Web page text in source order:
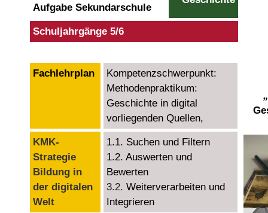
Aufgabe Sekundarschule
Schuljahrgänge 5/6
Fachlehrplan
Kompetenzschwerpunkt:
Methodenpraktikum:
Geschichte in digital
vorliegenden Quellen,
„
KMK-
Strategie
Bildung in
der digitalen
Welt
1.1. Suchen und Filtern
1.2. Auswerten und
Bewerten
3.2. Weiterverarbeiten und
Integrieren